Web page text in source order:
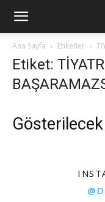
Ana Sayfa Etiketler
Etiket: